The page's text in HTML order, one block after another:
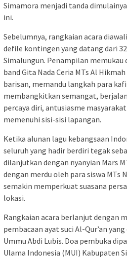
Simamora menjadi tanda
ini.
Sebelumnya, rangkaian acara
defile kontingen yang datang dari
Simalungun. Penampilan memukau
band Gita Nada Ceria MTs Al
barisan, memandu langkah para
membangkitkan semangat,
percaya diri, antusiasme
memenuhi sisi-sisi lapangan.
Ketika alunan lagu kebangsaan
seluruh yang hadir berdiri tegak
dilanjutkan dengan nyanyian Mars
dengan merdu oleh para siswa MTs
semakin memperkuat suasana
lokasi.
Rangkaian acara berlanjut dengan
pembacaan ayat suci Al-Qur’an
Ummu Abdi Lubis. Doa pembuka
Ulama Indonesia (MUI) Kabupaten